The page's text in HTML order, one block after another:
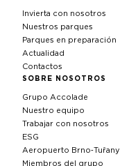
Invierta con nosotros
Nuestros parques
Parques en preparación
Actualidad
Contactos
SOBRE NOSOTROS
Grupo Accolade
Nuestro equipo
Trabajar con nosotros
ESG
Aeropuerto Brno‑Tuřany
Miembros del grupo